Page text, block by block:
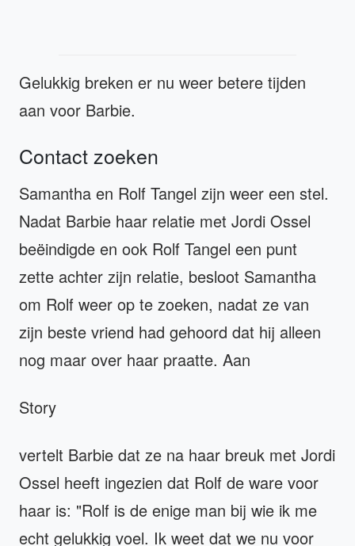
Gelukkig breken er nu weer betere tijden
aan voor Barbie.
Contact zoeken
Samantha en Rolf Tangel zijn weer een stel.
Nadat Barbie haar relatie met Jordi Ossel
beëindigde en ook Rolf Tangel een punt
zette achter zijn relatie, besloot Samantha
om Rolf weer op te zoeken, nadat ze van
zijn beste vriend had gehoord dat hij alleen
nog maar over haar praatte. Aan
Story
vertelt Barbie dat ze na haar breuk met Jordi
Ossel heeft ingezien dat Rolf de ware voor
haar is: "Rolf is de enige man bij wie ik me
echt gelukkig voel. Ik weet dat we nu voor